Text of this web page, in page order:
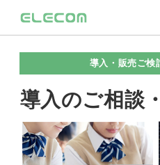
導入・販売ご検
導入のご相談